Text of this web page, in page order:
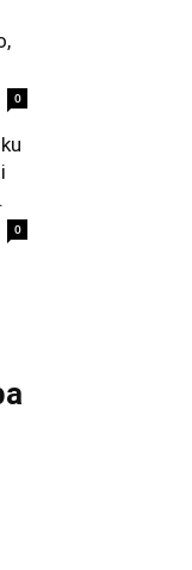
0
0